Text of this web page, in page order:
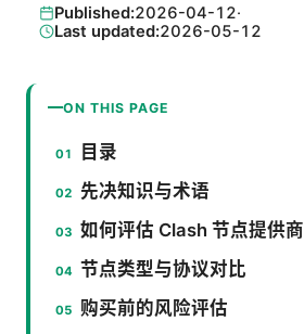
Published:2026-04-12·
Last updated:2026-05-12
ON THIS PAGE
目录
先决知识与术语
如何评估 Clash 节点提供商
节点类型与协议对比
购买前的风险评估